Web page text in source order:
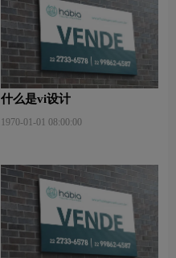
什么是vi设计
1970-01-01 08:00:00